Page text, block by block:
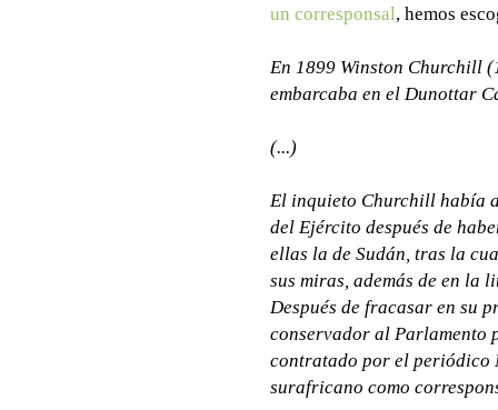
un corresponsal, hemos
En 1899 Winston Churchill
embarcaba en el Dunottar
(...)
El inquieto Churchill había
del Ejército después de
ellas la de Sudán, tras la
sus miras, además de en la
Después de fracasar en su
conservador al Parlamento
contratado por el
surafricano como